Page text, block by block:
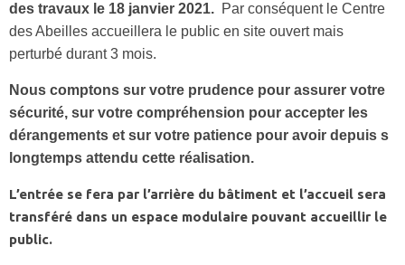
des travaux le 18 janvier 2021. Par conséquent le Centre
des Abeilles accueillera le public en site ouvert mais
perturbé durant 3 mois.
Nous comptons sur votre prudence pour assurer votre
sécurité, sur votre compréhension pour accepter les
dérangements et sur votre patience pour avoir depuis s
longtemps attendu cette réalisation.
L’entrée se fera par l’arrière du bâtiment et l’accueil sera
transféré dans un espace modulaire pouvant accueillir le
public.